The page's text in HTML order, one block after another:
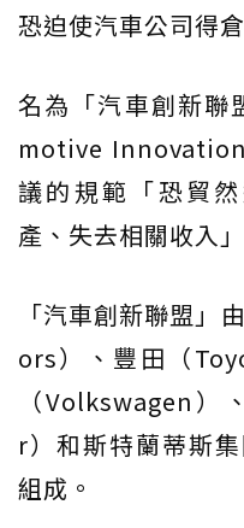
恐迫使汽車公司得
名為「汽車創新
motive
議的規範「恐貿
產、失去相關收入」
「汽車創新聯盟」
ors）、豐田（
（Volkswagen
r）和斯特蘭蒂斯
組成。